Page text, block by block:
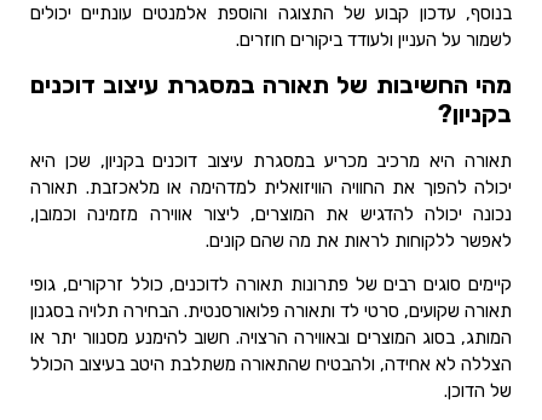
בנוסף, עדכון קבוע של התצוגה והוספת אלמנטים עונתיים יכולים
לשמור על העניין ולעודד ביקורים חוזרים.
מהי החשיבות של תאורה במסגרת עיצוב דוכנים
בקניון?
תאורה היא מרכיב מכריע במסגרת עיצוב דוכנים בקניון, שכן היא
יכולה להפוך את החוויה הוויזואלית למדהימה או מלאכזבת. תאורה
נכונה יכולה להדגיש את המוצרים, ליצור אווירה מזמינה וכמובן,
לאפשר ללקוחות לראות את מה שהם קונים.
קיימים סוגים רבים של פתרונות תאורה לדוכנים, כולל זרקורים, גופי
תאורה שקועים, סרטי לד ותאורה פלואורסנטית. הבחירה תלויה בסגנון
המותג, בסוג המוצרים ובאווירה הרצויה. חשוב להימנע מסנוור יתר או
הצללה לא אחידה, ולהבטיח שהתאורה משתלבת היטב בעיצוב הכולל
של הדוכן.